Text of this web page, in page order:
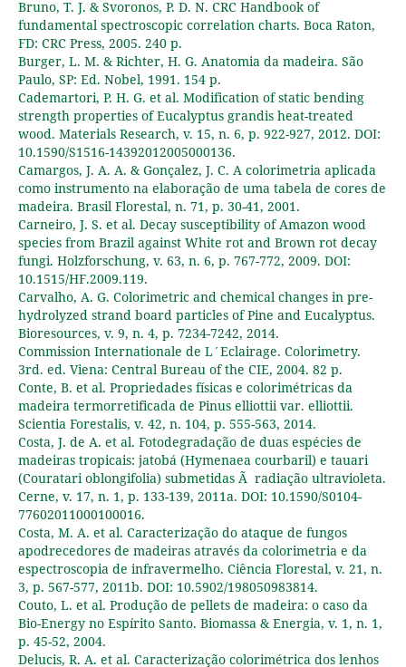
Bruno, T. J. & Svoronos, P. D. N. CRC Handbook of
fundamental spectroscopic correlation charts. Boca Raton,
FD: CRC Press, 2005. 240 p.
Burger, L. M. & Richter, H. G. Anatomia da madeira. São
Paulo, SP: Ed. Nobel, 1991. 154 p.
Cademartori, P. H. G. et al. Modification of static bending
strength properties of Eucalyptus grandis heat-treated
wood. Materials Research, v. 15, n. 6, p. 922-927, 2012. DOI:
10.1590/S1516-14392012005000136.
Camargos, J. A. A. & Gonçalez, J. C. A colorimetria aplicada
como instrumento na elaboração de uma tabela de cores de
madeira. Brasil Florestal, n. 71, p. 30-41, 2001.
Carneiro, J. S. et al. Decay susceptibility of Amazon wood
species from Brazil against White rot and Brown rot decay
fungi. Holzforschung, v. 63, n. 6, p. 767-772, 2009. DOI:
10.1515/HF.2009.119.
Carvalho, A. G. Colorimetric and chemical changes in pre-
hydrolyzed strand board particles of Pine and Eucalyptus.
Bioresources, v. 9, n. 4, p. 7234-7242, 2014.
Commission Internationale de L´Eclairage. Colorimetry.
3rd. ed. Viena: Central Bureau of the CIE, 2004. 82 p.
Conte, B. et al. Propriedades físicas e colorimétricas da
madeira termorretificada de Pinus elliottii var. elliottii.
Scientia Forestalis, v. 42, n. 104, p. 555-563, 2014.
Costa, J. de A. et al. Fotodegradação de duas espécies de
madeiras tropicais: jatobá (Hymenaea courbaril) e tauari
(Couratari oblongifolia) submetidas Ã radiação ultravioleta.
Cerne, v. 17, n. 1, p. 133-139, 2011a. DOI: 10.1590/S0104-
77602011000100016.
Costa, M. A. et al. Caracterização do ataque de fungos
apodrecedores de madeiras através da colorimetria e da
espectroscopia de infravermelho. Ciência Florestal, v. 21, n.
3, p. 567-577, 2011b. DOI: 10.5902/198050983814.
Couto, L. et al. Produção de pellets de madeira: o caso da
Bio-Energy no Espírito Santo. Biomassa & Energia, v. 1, n. 1,
p. 45-52, 2004.
Delucis, R. A. et al. Caracterização colorimétrica dos lenhos